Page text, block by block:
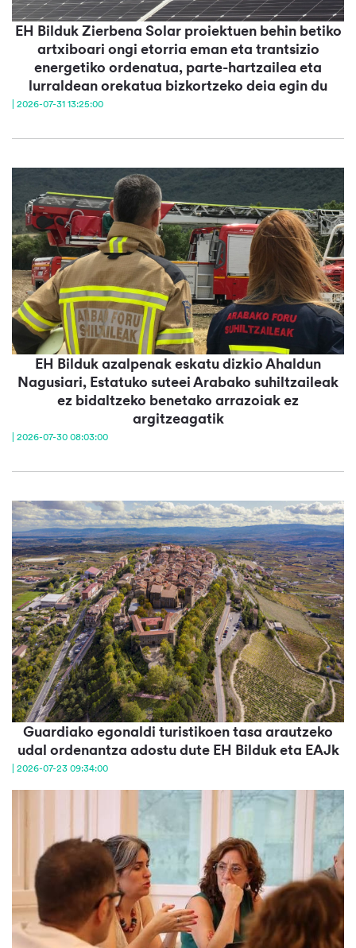
EH Bilduk Zierbena Solar proiektuen behin betiko
artxiboari ongi etorria eman eta trantsizio
energetiko ordenatua, parte-hartzailea eta
lurraldean orekatua bizkortzeko deia egin du
| 2026-07-31 13:25:00
EH Bilduk azalpenak eskatu dizkio Ahaldun
Nagusiari, Estatuko suteei Arabako suhiltzaileak
ez bidaltzeko benetako arrazoiak ez
argitzeagatik
| 2026-07-30 08:03:00
Guardiako egonaldi turistikoen tasa arautzeko
udal ordenantza adostu dute EH Bilduk eta EAJk
| 2026-07-23 09:34:00